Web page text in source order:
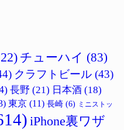
チューハイ (83)
クラフトビール (43)
長野 (21) 日本酒 (18)
東京 (11) 長崎 (6) ミニストッ
iPhone裏ワザ